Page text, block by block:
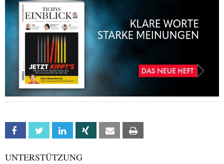
Facebook Twitter Linkedin Xing Email
UNTERSTÜTZUNG